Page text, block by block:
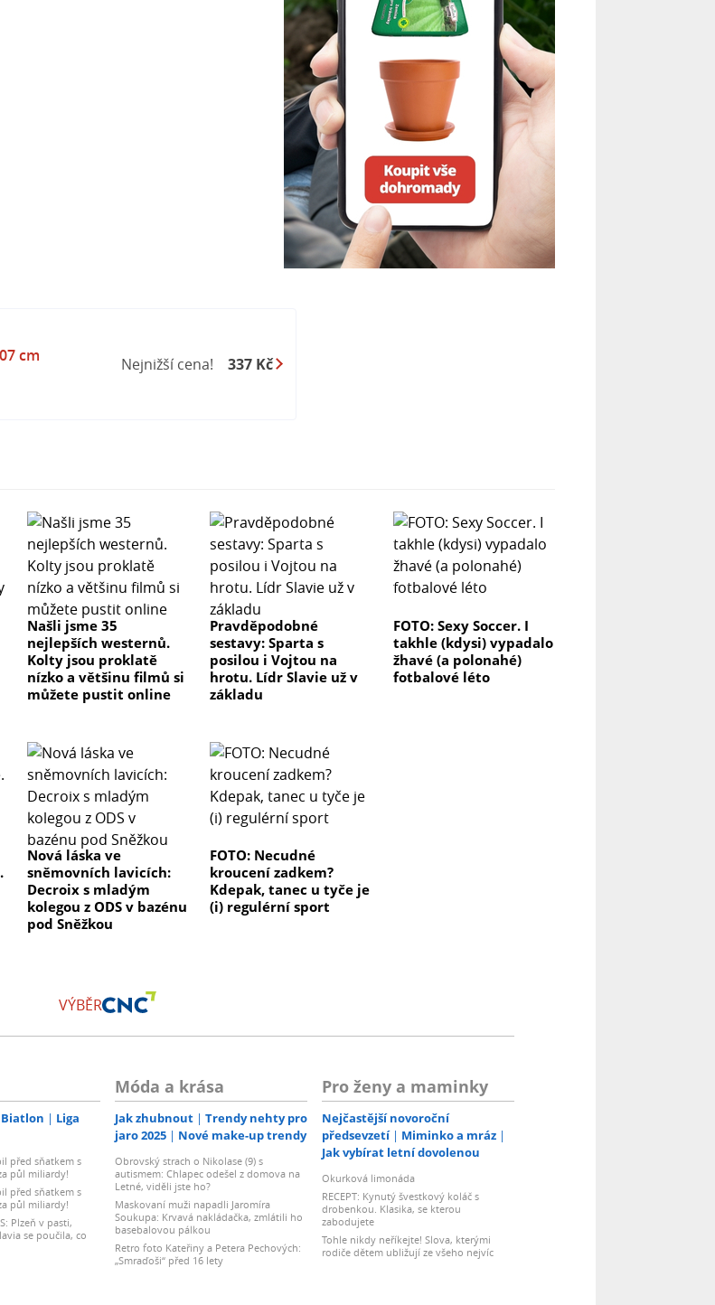
cm
Nejnižší cena! 337 Kč
Našli jsme 35
nejlepších westernů.
Kolty jsou proklatě
nízko a většinu filmů si
můžete pustit online
Pravděpodobné
sestavy: Sparta s
posilou i Vojtou na
hrotu. Lídr Slavie už v
základu
FOTO: Sexy Soccer. I
takhle (kdysi) vypadalo
žhavé (a polonahé)
fotbalové léto
Nová láska ve
sněmovních lavicích:
Decroix s mladým
kolegou z ODS v bazénu
pod Sněžkou
FOTO: Necudné
kroucení zadkem?
Kdepak, tanec u tyče je
(i) regulérní sport
VÝBĚR
Biatlon
Liga
před sňatkem s
půl miliardy!
před sňatkem s
půl miliardy!
Plzeň v pasti,
se poučila, co
Móda a krása
Jak zhubnout
Trendy nehty pro
jaro 2025
Nové make-up trendy
Obrovský strach o Nikolase (9) s
autismem: Chlapec odešel z domova na
Letné, viděli jste ho?
Maskovaní muži napadli Jaromíra
Soukupa: Krvavá nakládačka, zmlátili ho
basebalovou pálkou
Retro foto Kateřiny a Petera Pechových:
„Smraďoši“ před 16 lety
Pro ženy a maminky
Nejčastější novoroční
předsevzetí
Miminko a mráz
Jak vybírat letní dovolenou
Okurková limonáda
RECEPT: Kynutý švestkový koláč s
drobenkou. Klasika, se kterou
zabodujete
Tohle nikdy neříkejte! Slova, kterými
rodiče dětem ubližují ze všeho nejvíc